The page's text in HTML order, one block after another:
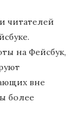
читателей
на Фейсбук,
вне
более